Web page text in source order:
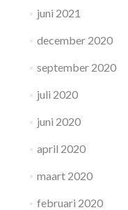
juni 2021
december 2020
september 2020
juli 2020
juni 2020
april 2020
maart 2020
februari 2020